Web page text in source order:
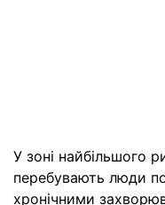
У зоні найбільшого
перебувають люди
хронічними